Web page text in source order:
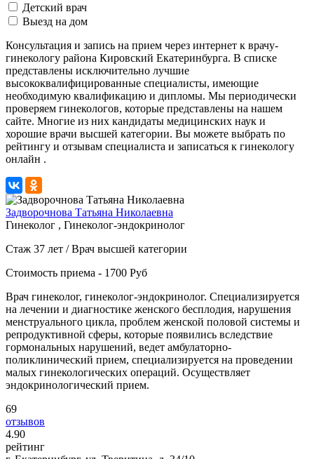
Детский врач
Выезд на дом
Консультация и запись на прием через интернет к врачу-
гинекологу района Кировский Екатеринбурга. В списке
представлены исключительно лучшие
высококвалифицированные специалисты, имеющие
необходимую квалификацию и дипломы. Мы периодически
проверяем гинекологов, которые представлены на нашем
сайте. Многие из них кандидаты медицинских наук и
хорошие врачи высшей категории. Вы можете выбрать по
рейтингу и отзывам специалиста и записаться к гинекологу
онлайн .
Задворочнова Татьяна Николаевна
Гинеколог , Гинеколог-эндокринолог
Стаж 37 лет / Врач высшей категории
Стоимость приема - 1700 Руб
Врач гинеколог, гинеколог-эндокринолог. Специализируется
на лечении и диагностике женского бесплодия, нарушения
менструального цикла, проблем женской половой системы и
репродуктивной сферы, которые появились вследствие
гормональных нарушений, ведет амбулаторно-
поликлинический прием, специализируется на проведении
малых гинекологических операций. Осуществляет
эндокринологический прием.
69
отзывов
4.90
рейтинг